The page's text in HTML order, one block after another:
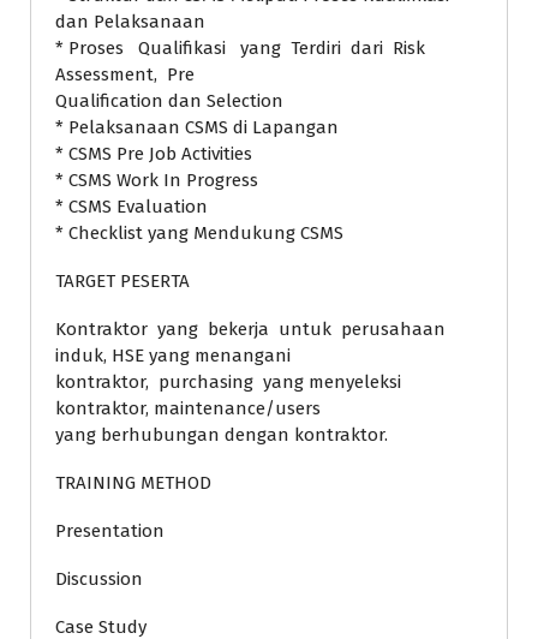
dan Pelaksanaan
* Proses Qualifikasi yang Terdiri dari Risk
Assessment, Pre
Qualification dan Selection
* Pelaksanaan CSMS di Lapangan
* CSMS Pre Job Activities
* CSMS Work In Progress
* CSMS Evaluation
* Checklist yang Mendukung CSMS
TARGET PESERTA
Kontraktor yang bekerja untuk perusahaan
induk, HSE yang menangani
kontraktor, purchasing yang menyeleksi
kontraktor, maintenance/users
yang berhubungan dengan kontraktor.
TRAINING METHOD
Presentation
Discussion
Case Study